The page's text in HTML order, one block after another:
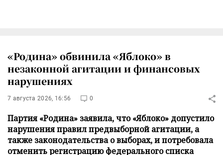
«Родина» обвинила «Яблоко» в
незаконной агитации и финансовых
нарушениях
7 августа 2026, 16:56 0
Партия «Родина» заявила, что «Яблоко» допустило
нарушения правил предвыборной агитации, а
также законодательства о выборах, и потребовала
отменить регистрацию федерального списка